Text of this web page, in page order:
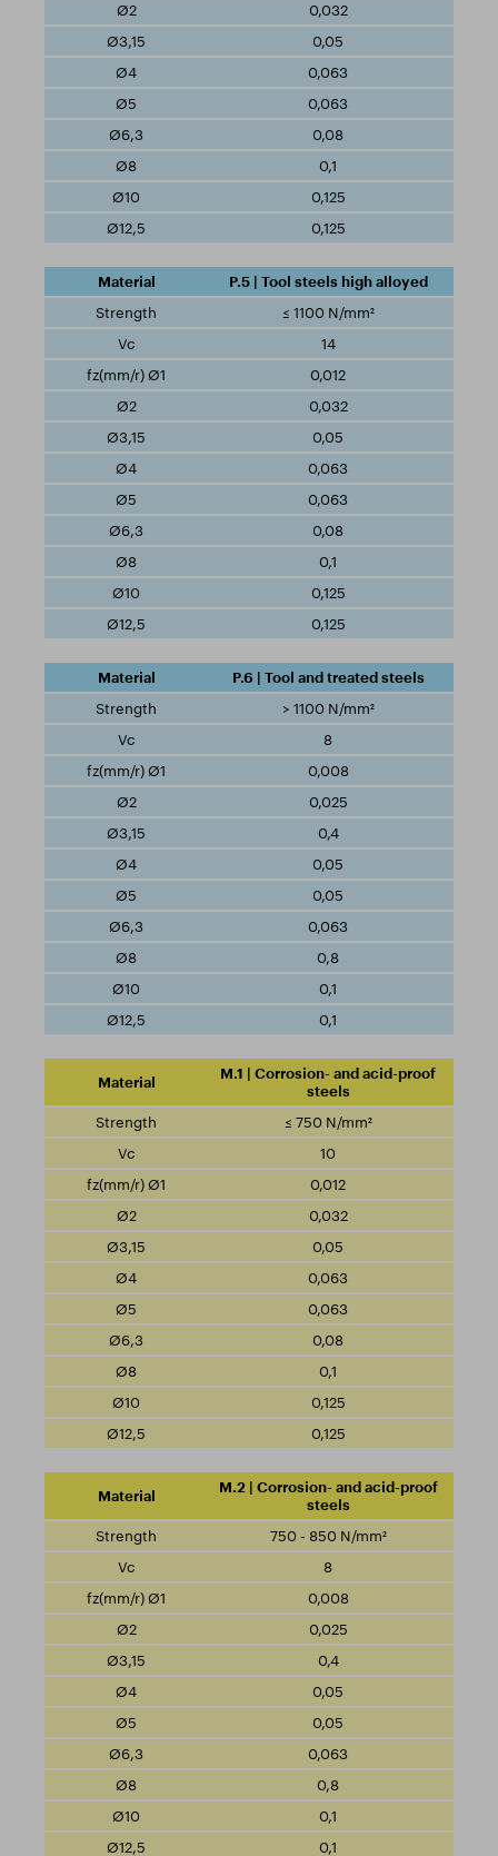
0,032
0,05
0,063
0,063
0,08
0,1
0,125
0,125
P.5 | Tool steels high alloyed
≤ 1100 N/mm²
14
0,012
0,032
0,05
0,063
0,063
0,08
0,1
0,125
0,125
P.6 | Tool and treated steels
> 1100 N/mm²
8
0,008
0,025
0,4
0,05
0,05
0,063
0,8
0,1
0,1
M.1 | Corrosion- and acid-proof
steels
≤ 750 N/mm²
10
0,012
0,032
0,05
0,063
0,063
0,08
0,1
0,125
0,125
M.2 | Corrosion- and acid-proof
steels
750 - 850 N/mm²
8
0,008
0,025
0,4
0,05
0,05
0,063
0,8
0,1
0,1